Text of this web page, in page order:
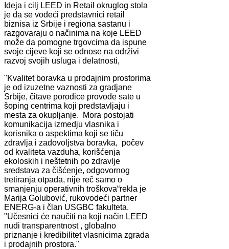
Ideja i cilj LEED in Retail okruglog stola
je da se vodeći predstavnici retail
biznisa iz Srbije i regiona sastanu i
razgovaraju o načinima na koje LEED
može da pomogne trgovcima da ispune
svoje cijeve koji se odnose na održivi
razvoj svojih usluga i delatnosti,
"Kvalitet boravka u prodajnim prostorima
je od izuzetne vaznosti za gradjane
Srbije, čitave porodice provode sate u
šoping centrima koji predstavljaju i
mesta za okupljanje. Mora postojati
komunikacija izmedju vlasnika i
korisnika o aspektima koji se tiču
zdravlja i zadovoljstva boravka, počev
od kvaliteta vazduha, korišćenja
ekoloskih i neštetnih po zdravlje
sredstava za čišćenje, odgovornog
tretiranja otpada, nije reč samo o
smanjenju operativnih troškova“rekla je
Marija Golubović, rukovodeći partner
ENERG-a i član USGBC fakulteta.
"Učesnici će naučiti na koji način LEED
nudi transparentnost , globalno
priznanje i kredibilitet vlasnicima zgrada
i prodajnih prostora."